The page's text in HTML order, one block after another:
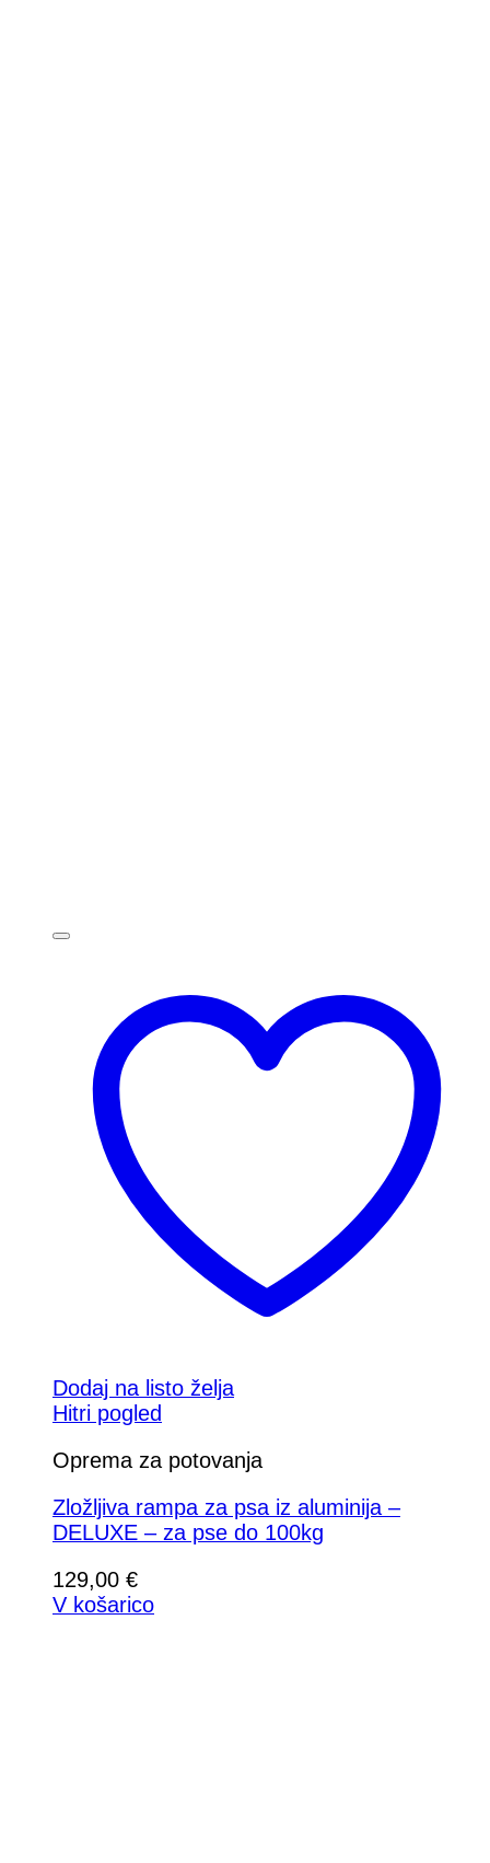
Dodaj na listo želja
Hitri pogled
Oprema za potovanja
Zložljiva rampa za psa iz aluminija –
DELUXE – za pse do 100kg
129,00 €
V košarico